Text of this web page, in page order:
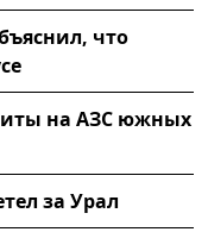
что
на АЗС южных
за Урал